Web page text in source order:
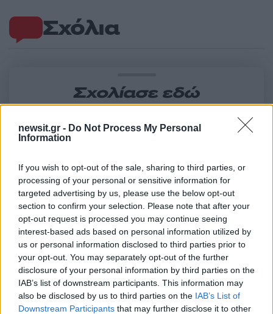
newsit.gr - Do Not Process My Personal
Information
If you wish to opt-out of the sale, sharing to third parties, or
processing of your personal or sensitive information for
targeted advertising by us, please use the below opt-out
section to confirm your selection. Please note that after your
opt-out request is processed you may continue seeing
interest-based ads based on personal information utilized by
us or personal information disclosed to third parties prior to
your opt-out. You may separately opt-out of the further
disclosure of your personal information by third parties on the
IAB’s list of downstream participants. This information may
also be disclosed by us to third parties on the IAB’s List of
Downstream Participants that may further disclose it to other
Σχόλια
Σχολίασε εδώ
50 /50
2000 /2000
Υποβολή σχολίου
Όροι Χρήσης . Το site προστατεύεται από reCAPTCHA, ισχύουν
Πολιτική Απορρήτου
Όροι Χρήσης της Google.
Driveit
VOLVO